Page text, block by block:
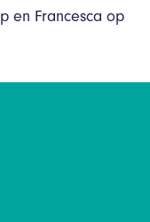
en Francesca op